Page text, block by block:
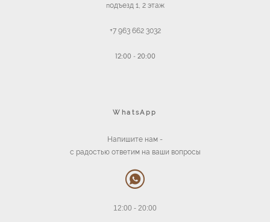
подъезд 1, 2 этаж
+7 963 662 3032
12:00 - 20:00
WhatsApp
Напишите нам -
с радостью ответим на ваши вопросы
12:00 - 20:00